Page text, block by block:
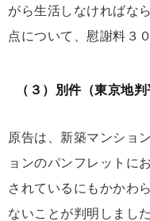
がら生活しなければな
点について、慰謝料３
（３）別件（東京地
原告は、新築マンショ
ョンのパンフレットに
されているにもかかわ
ないことが判明しました